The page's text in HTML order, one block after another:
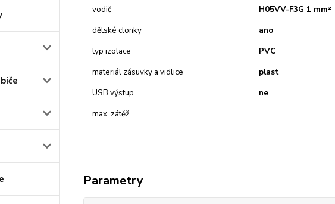
vodič
H05VV-F3G 1 mm²
dětské clonky
ano
typ izolace
PVC
materiál zásuvky a vidlice
plast
USB výstup
ne
max. zátěž
Parametry